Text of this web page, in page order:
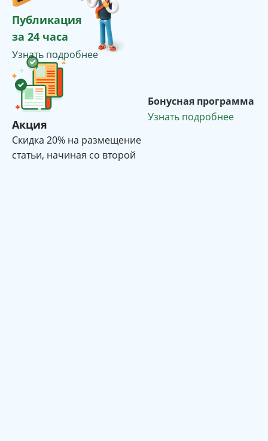
Публикация
за 24 часа
Узнать подробнее
Акция
Cкидка 20% на размещение
статьи, начиная со второй
Бонусная программа
Узнать подробнее